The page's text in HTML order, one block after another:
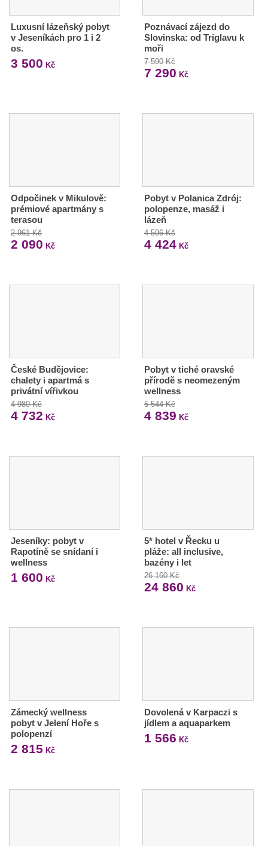
Luxusní lázeňský pobyt
v Jeseníkách pro 1 i 2
os.
3 500 Kč
Poznávací zájezd do
Slovinska: od Triglavu k
moři
7 590 Kč
7 290 Kč
Odpočinek v Mikulově:
prémiové apartmány s
terasou
2 961 Kč
2 090 Kč
Pobyt v Polanica Zdrój:
polopenze, masáž i
lázeň
4 596 Kč
4 424Kč
České Budějovice:
chalety i apartmá s
privátní vířivkou
4 980 Kč
4 732 Kč
Pobyt v tiché oravské
přírodě s neomezeným
wellness
5 544 Kč
4 839 Kč
Jeseníky: pobyt v
Rapotíně se snídaní i
wellness
1 600 Kč
5* hotel v Řecku u
pláže: all inclusive,
bazény i let
26 160 Kč
24 860 Kč
Zámecký wellness
pobyt v Jelení Hoře s
polopenzí
2 815 Kč
Dovolená v Karpaczi s
jídlem a aquaparkem
1 566 Kč